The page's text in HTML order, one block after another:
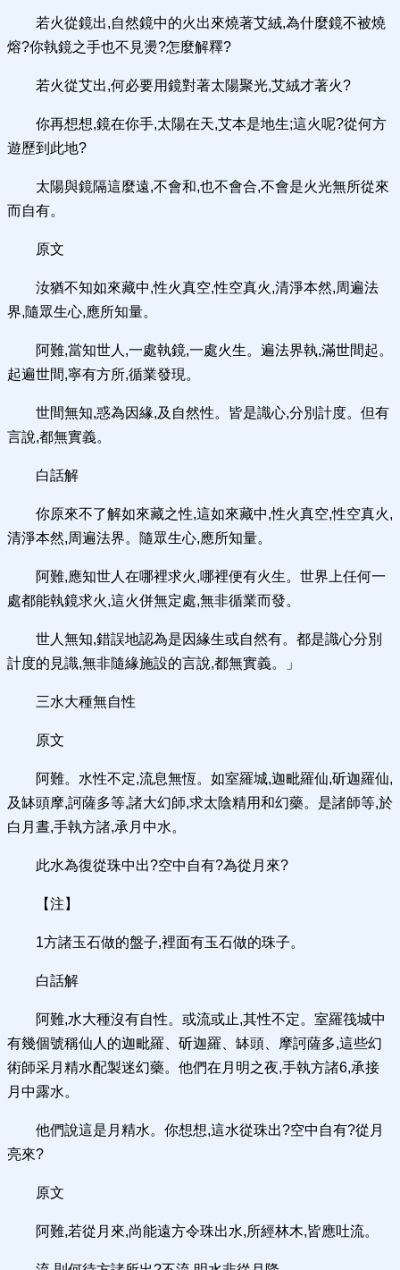
若火從鏡出,自然鏡中的火出來燒著艾絨,為什麼鏡不被燒
熔?你執鏡之手也不見燙?怎麼解釋?
若火從艾出,何必要用鏡對著太陽聚光,艾絨才著火?
你再想想,鏡在你手,太陽在天,艾本是地生;這火呢?從何方
遊歷到此地?
太陽與鏡隔這麼遠,不會和,也不會合,不會是火光無所從來
而自有。
原文
汝猶不知如來藏中,性火真空,性空真火,清淨本然,周遍法
界,隨眾生心,應所知量。
阿難,當知世人,一處執鏡,一處火生。遍法界執,滿世間起。
起遍世間,寧有方所,循業發現。
世間無知,惑為因緣,及自然性。皆是識心,分別計度。但有
言說,都無實義。
白話解
你原來不了解如來藏之性,這如來藏中,性火真空,性空真火,
清淨本然,周遍法界。隨眾生心,應所知量。
阿難,應知世人在哪裡求火,哪裡便有火生。世界上任何一
處都能執鏡求火,這火併無定處,無非循業而發。
世人無知,錯誤地認為是因緣生或自然有。都是識心分別
計度的見識,無非隨緣施設的言說,都無實義。」
三水大種無自性
原文
阿難。水性不定,流息無恆。如室羅城,迦毗羅仙,斫迦羅仙,
及缽頭摩,訶薩多等,諸大幻師,求太陰精用和幻藥。是諸師等,於
白月晝,手執方諸,承月中水。
此水為復從珠中出?空中自有?為從月來?
【注】
1方諸玉石做的盤子,裡面有玉石做的珠子。
白話解
阿難,水大種沒有自性。或流或止,其性不定。室羅筏城中
有幾個號稱仙人的迦毗羅、斫迦羅、缽頭、摩訶薩多,這些幻
術師采月精水配製迷幻藥。他們在月明之夜,手執方諸6,承接
月中露水。
他們說這是月精水。你想想,這水從珠出?空中自有?從月
亮來?
原文
阿難,若從月來,尚能遠方令珠出水,所經林木,皆應吐流。